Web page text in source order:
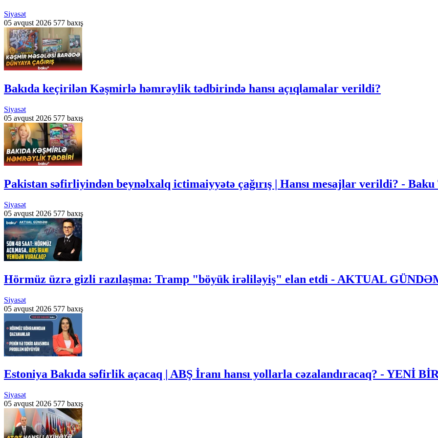
Siyasət
05 avqust 2026 577 baxış
Bakıda keçirilən Kəşmirlə həmrəylik tədbirində hansı açıqlamalar verildi?
Siyasət
05 avqust 2026 577 baxış
Pakistan səfirliyindən beynəlxalq ictimaiyyətə çağırış | Hansı mesajlar verildi? -
Siyasət
05 avqust 2026 577 baxış
Hörmüz üzrə gizli razılaşma: Tramp "böyük irəliləyiş" elan etdi - AKTUAL
Siyasət
05 avqust 2026 577 baxış
Estoniya Bakıda səfirlik açacaq | ABŞ İranı hansı yollarla cəzalandıracaq? - YENİ
Siyasət
05 avqust 2026 577 baxış